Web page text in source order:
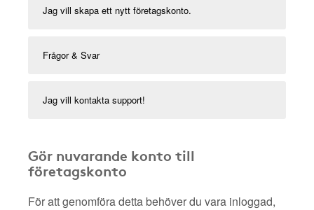
Jag vill skapa ett nytt företagskonto.
Frågor & Svar
Jag vill kontakta support!
Gör nuvarande konto till
företagskonto
För att genomföra detta behöver du vara inloggad,